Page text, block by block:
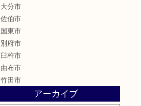
大分市
佐伯市
国東市
別府市
臼杵市
由布市
竹田市
アーカイブ